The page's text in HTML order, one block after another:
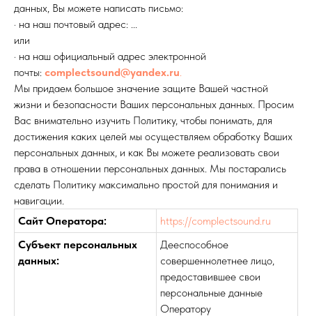
данных, Вы можете написать письмо:
· на наш почтовый адрес: ...
или
· на наш официальный адрес электронной
почты: complectsound@yandex.ru.
Мы придаем большое значение защите Вашей частной
жизни и безопасности Ваших персональных данных. Просим
Вас внимательно изучить Политику, чтобы понимать, для
достижения каких целей мы осуществляем обработку Ваших
персональных данных, и как Вы можете реализовать свои
права в отношении персональных данных. Мы постарались
сделать Политику максимально простой для понимания и
навигации.
Сайт Оператора:
https://complectsound.ru
Субъект персональных
данных:
Дееспособное
совершеннолетнее лицо,
предоставившее свои
персональные данные
Оператору